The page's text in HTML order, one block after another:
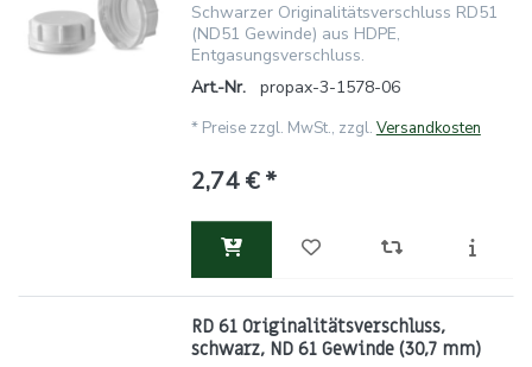
Schwarzer Originalitätsverschluss RD51
(ND51 Gewinde) aus HDPE,
Entgasungsverschluss.
Art.-Nr.
propax-3-1578-06
* Preise zzgl. MwSt., zzgl. Versandkosten
2,74 € *
RD 61 Originalitätsverschluss,
schwarz, ND 61 Gewinde (30,7 mm)